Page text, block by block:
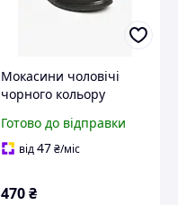
Мокасини чоловічі
чорного кольору
Готово до відправки
від47₴/міс
470₴